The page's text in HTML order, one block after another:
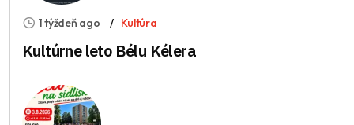
1 týždeň ago Kultúra
Kultúrne leto Bélu Kélera